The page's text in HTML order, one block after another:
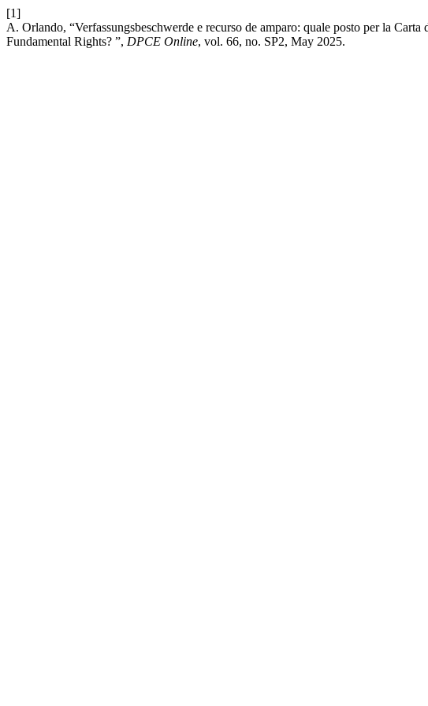
[1]
A. Orlando, “Verfassungsbeschwerde e recurso de amparo: quale posto per la
Fundamental Rights? ”, DPCE Online, vol. 66, no. SP2, May 2025.